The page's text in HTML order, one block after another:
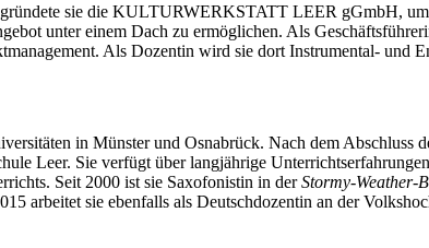
sie die KULTURWERKSTATT LEER gGmbH,
unter einem Dach zu ermöglichen. Als
Als Dozentin wird sie dort Instrumental- und
in Münster und Osnabrück. Nach dem Abschluss
Leer. Sie verfügt über langjährige
Seit 2000 ist sie Saxofonistin in derStormy-Weather-
arbeitet sie ebenfalls als Deutschdozentin an der